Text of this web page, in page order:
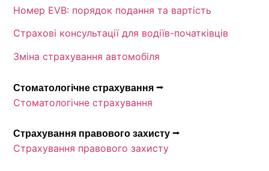
Номер EVB: порядок подання та вартість
Страхові консультації для водіїв-початківців
Зміна страхування автомобіля
Стоматологічне страхування ⭢
Стоматологічне страхування
Страхування правового захисту ⭢
Страхування правового захисту